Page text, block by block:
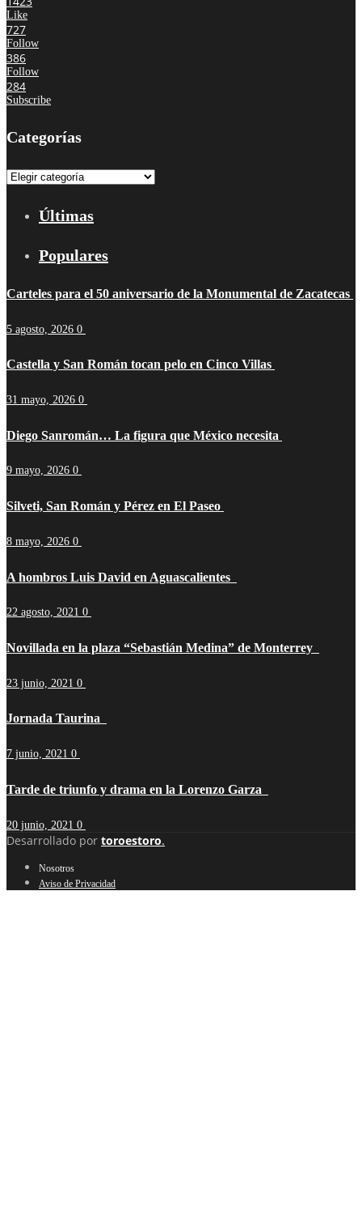
Like
727
Follow
386
Follow
284
Subscribe
Categorías
Categorías
Últimas
Populares
Carteles para el 50 aniversario de la Monumental de Zacatecas
5 agosto, 2026 0
Castella y San Román tocan pelo en Cinco Villas
31 mayo, 2026 0
Diego Sanromán… La figura que México necesita
9 mayo, 2026 0
Silveti, San Román y Pérez en El Paseo
8 mayo, 2026 0
A hombros Luis David en Aguascalientes
22 agosto, 2021 0
Novillada en la plaza “Sebastián Medina” de Monterrey
23 junio, 2021 0
Jornada Taurina
7 junio, 2021 0
Tarde de triunfo y drama en la Lorenzo Garza
20 junio, 2021 0
Desarrollado por toroestoro.
Nosotros
Aviso de Privacidad